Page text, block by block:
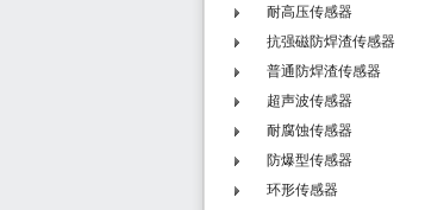
耐高压传感器
抗强磁防焊渣传感器
普通防焊渣传感器
超声波传感器
耐腐蚀传感器
防爆型传感器
环形传感器